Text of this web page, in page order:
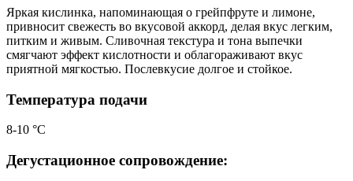
Яркая кислинка, напоминающая о грейпфруте и лимоне,
привносит свежесть во вкусовой аккорд, делая вкус легким,
питким и живым. Сливочная текстура и тона выпечки
смягчают эффект кислотности и облагораживают вкус
приятной мягкостью. Послевкусие долгое и стойкое.
Температура подачи
8-10 °С
Дегустационное сопровождение: